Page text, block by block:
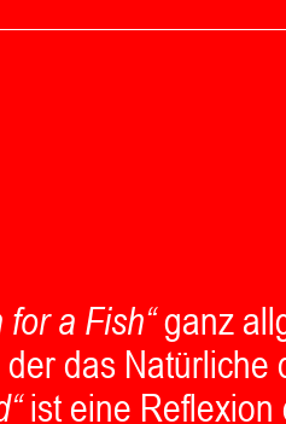
for a Fish“ganz
das Natürliche
ist eine Reflexion